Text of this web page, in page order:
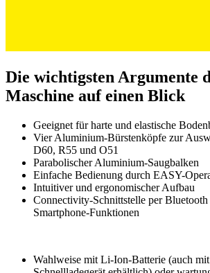
Die wichtigsten Argumente
Maschine auf einen Blick
Geeignet für harte und elastische
Vier Aluminium-Bürstenköpfe zur
D60, R55 und O51
Parabolischer Aluminium-Saugbalken
Einfache Bedienung durch EASY-
Intuitiver und ergonomischer Aufbau
Connectivity-Schnittstelle per
Smartphone-Funktionen
Wahlweise mit Li-Ion-Batterie (auch mit